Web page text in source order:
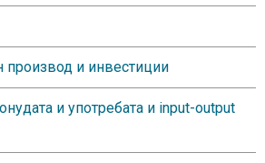
и инвестиции
и употребата и input-output